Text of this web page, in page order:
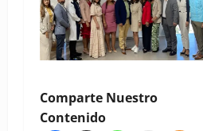
Comparte Nuestro
Contenido